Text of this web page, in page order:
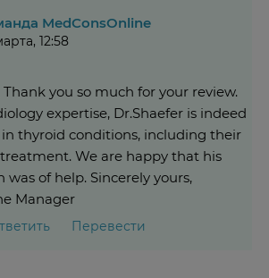
MedConsOnline
12:58
you so much for your review.
expertise, Dr.Shaefer is indeed
thyroid conditions, including their
We are happy that his
was of help. Sincerely yours,
Manager
Перевести